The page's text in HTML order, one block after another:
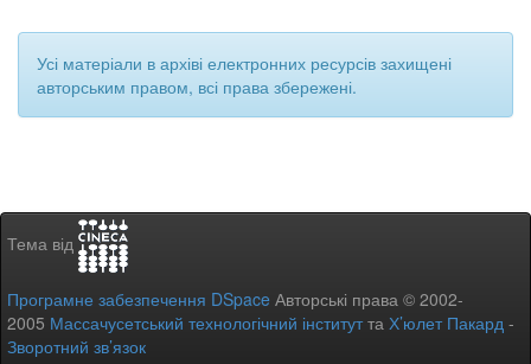
Усі матеріали в архіві електронних ресурсів захищені
авторським правом, всі права збережені.
Тема від
Програмне забезпечення DSpace Авторські права © 2002-
2005 Массачусетський технологічний інститутта Х’юлет Пакард -
Зворотний зв’язок